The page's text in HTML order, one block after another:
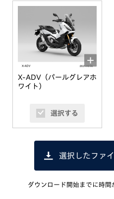
X-ADV（パールグレアホ
ワイト）
選択する
選択したファ
ダウンロード開始までに時間